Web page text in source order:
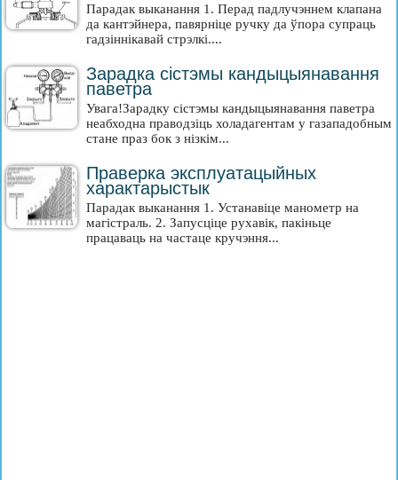
Парадак выканання 1. Перад падлучэннем клапана
да кантэйнера, павярніце ручку да ўпора супраць
гадзіннікавай стрэлкі....
Зарадка сістэмы кандыцыянавання
паветра
Увага!Зарадку сістэмы кандыцыянавання паветра
неабходна праводзіць холадагентам у газападобным
стане праз бок з нізкім...
Праверка эксплуатацыйных
характарыстык
Парадак выканання 1. Устанавіце манометр на
магістраль. 2. Запусціце рухавік, пакіньце
працаваць на частаце кручэння...